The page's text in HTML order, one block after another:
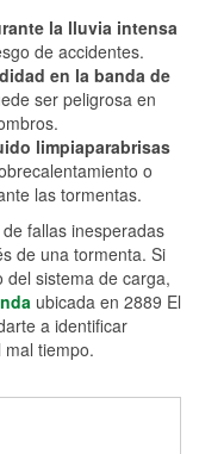
la lluvia intensa
de accidentes.
en la banda de
ser peligrosa en
limpiaparabrisas
o
las tormentas.
fallas inesperadas
de una tormenta. Si
sistema de carga,
ubicada en 2889 El
a identificar
tiempo.